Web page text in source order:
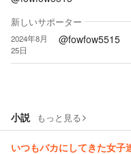
新しいサポーター
2024年8月
25日
@fowfow5515
小説 もっと見る
いつもバカにしてきた女子